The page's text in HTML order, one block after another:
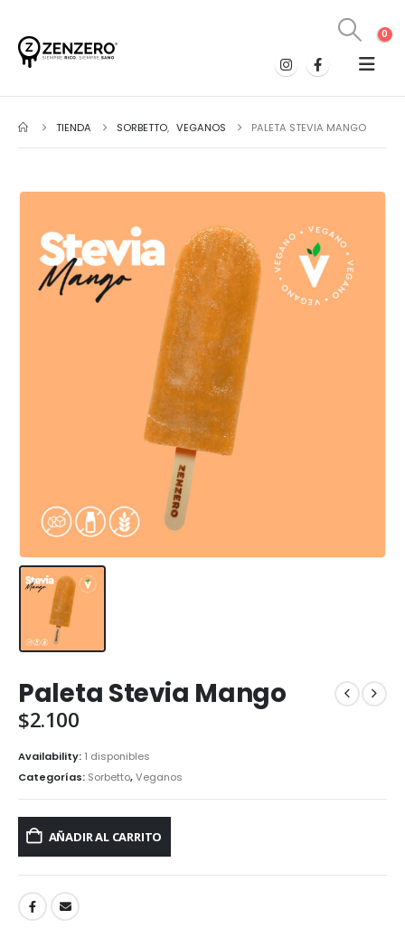
0
TIENDA SORBETTO, VEGANOS PALETA STEVIA MANGO
Paleta Stevia Mango
$2.100
Availability: 1 disponibles
Categorías: Sorbetto,Veganos
AÑADIR AL CARRITO